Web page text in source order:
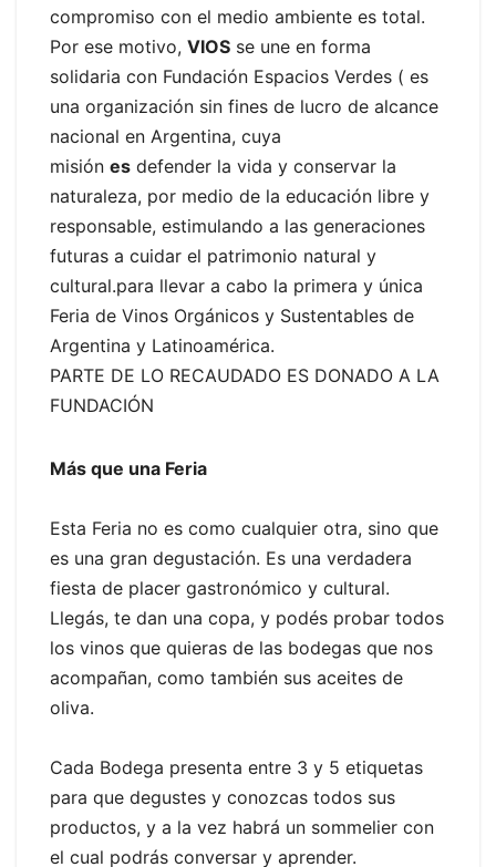
compromiso con el medio ambiente es total.
Por ese motivo, VIOS se une en forma
solidaria con Fundación Espacios Verdes ( es
una organización sin fines de lucro de alcance
nacional en Argentina, cuya
misión es defender la vida y conservar la
naturaleza, por medio de la educación libre y
responsable, estimulando a las generaciones
futuras a cuidar el patrimonio natural y
cultural.para llevar a cabo la primera y única
Feria de Vinos Orgánicos y Sustentables de
Argentina y Latinoamérica.
PARTE DE LO RECAUDADO ES DONADO A LA
FUNDACIÓN
Más que una Feria
Esta Feria no es como cualquier otra, sino que
es una gran degustación. Es una verdadera
fiesta de placer gastronómico y cultural.
Llegás, te dan una copa, y podés probar todos
los vinos que quieras de las bodegas que nos
acompañan, como también sus aceites de
oliva.
Cada Bodega presenta entre 3 y 5 etiquetas
para que degustes y conozcas todos sus
productos, y a la vez habrá un sommelier con
el cual podrás conversar y aprender.